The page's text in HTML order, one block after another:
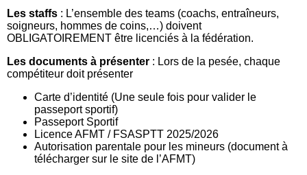
Les staffs : L’ensemble des teams (coachs, entraîneurs,
soigneurs, hommes de coins,…) doivent
OBLIGATOIREMENT être licenciés à la fédération.
Les documents à présenter : Lors de la pesée, chaque
compétiteur doit présenter
Carte d’identité (Une seule fois pour valider le
passeport sportif)
Passeport Sportif
Licence AFMT / FSASPTT 2025/2026
Autorisation parentale pour les mineurs (document à
télécharger sur le site de l’AFMT)